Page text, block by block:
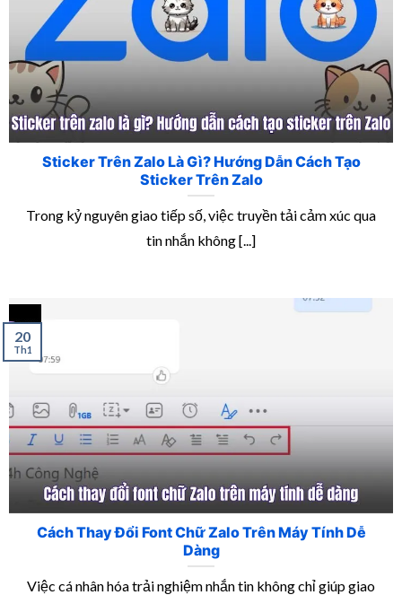
Sticker Trên Zalo Là Gì? Hướng Dẫn Cách Tạo
Sticker Trên Zalo
Trong kỷ nguyên giao tiếp số, việc truyền tải cảm xúc qua
tin nhắn không [...]
Cách Thay Đổi Font Chữ Zalo Trên Máy Tính Dễ
Dàng
Việc cá nhân hóa trải nghiệm nhắn tin không chỉ giúp giao
20
Th1